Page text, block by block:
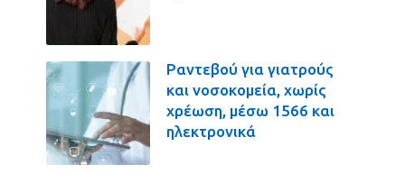
Ραντεβού για γιατρούς
και νοσοκομεία, χωρίς
χρέωση, μέσω 1566 και
ηλεκτρονικά